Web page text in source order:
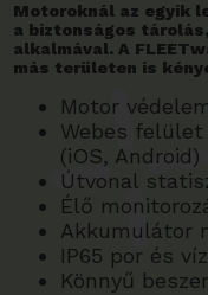
Motoroknál az egyik
a biztonságos
alkalmával. A
más területen is
Motor
Webes
(iOS, Android)
Útvonal
Élő
Akkumulátor
IP65 por és
Könnyű